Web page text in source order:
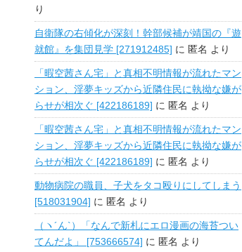
り
自衛隊の右傾化が深刻！幹部候補が靖国の『遊
就館』を集団見学 [271912485] に 匿名 より
「暇空茜さん宅」と真相不明情報が流れたマン
ション、淫夢キッズから近隣住民に執拗な嫌が
らせが相次ぐ [422186189] に 匿名 より
「暇空茜さん宅」と真相不明情報が流れたマン
ション、淫夢キッズから近隣住民に執拗な嫌が
らせが相次ぐ [422186189] に 匿名 より
動物病院の職員、子犬をタコ殴りにしてしまう
[518031904] に 匿名 より
（ヽ´ん`）「なんで新札にエロ漫画の海苔つい
てんだよ」 [753666574] に 匿名 より